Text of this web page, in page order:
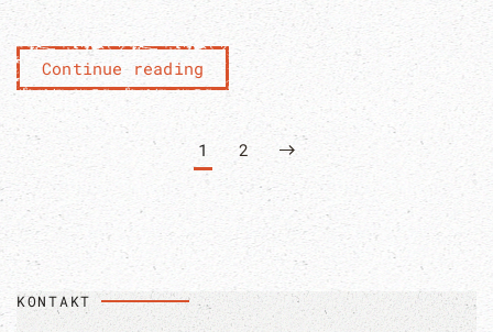
Continue reading
1 2
KONTAKT